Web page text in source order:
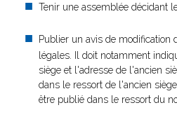
Tenir une assemblée décidant
Publier un avis de modification
légales. Il doit notamment
siège et l'adresse de l'ancien
dans le ressort de l'ancien
être publié dans le ressort du